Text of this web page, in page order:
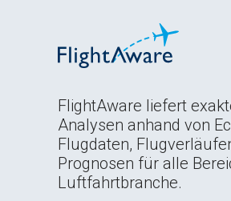
FlightAware liefert
Analysen anhand von
Flugdaten,
Prognosen für alle
Luftfahrtbranche.